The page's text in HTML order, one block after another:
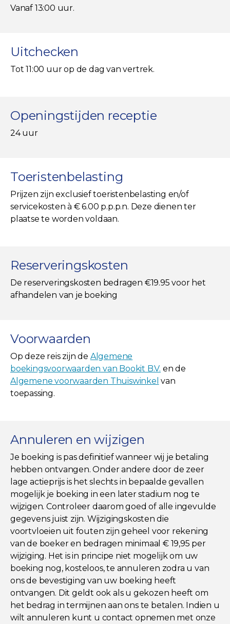
Vanaf 13:00 uur.
Uitchecken
Tot 11:00 uur op de dag van vertrek.
Openingstijden receptie
24 uur
Toeristenbelasting
Prijzen zijn exclusief toeristenbelasting en/of
servicekosten à € 6.00 p.p.p.n. Deze dienen ter
plaatse te worden voldaan.
Reserveringskosten
De reserveringskosten bedragen €19.95 voor het
afhandelen van je boeking
Voorwaarden
Op deze reis zijn de Algemene
boekingsvoorwaarden van Bookit B.V. en de
Algemene voorwaarden Thuiswinkel van
toepassing.
Annuleren en wijzigen
Je boeking is pas definitief wanneer wij je betaling
hebben ontvangen. Onder andere door de zeer
lage actieprijs is het slechts in bepaalde gevallen
mogelijk je boeking in een later stadium nog te
wijzigen. Controleer daarom goed of alle ingevulde
gegevens juist zijn. Wijzigingskosten die
voortvloeien uit fouten zijn geheel voor rekening
van de boeker en bedragen minimaal € 19,95 per
wijziging. Het is in principe niet mogelijk om uw
boeking nog, kosteloos, te annuleren zodra u van
ons de bevestiging van uw boeking heeft
ontvangen. Dit geldt ook als u gekozen heeft om
het bedrag in termijnen aan ons te betalen. Indien u
wilt annuleren kunt u contact opnemen met onze